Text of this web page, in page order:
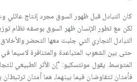
كان التبادل قبل ظهور السوق مجرد إنتاج عائلي
لكن مع تطور الإنسان ظهر السوق بوصفه نظام
التبادل التجاري التي جلبت معها التحضر والأخلاق
حتى بين الشعوب المتباعدة والمتنافرة لاسيما
المتوسط. يقول مونتسكيو: "إن الأثر الطبيعي
فأمتان تتفاوضان فيما بينهما، هما أمتان ترتبطان